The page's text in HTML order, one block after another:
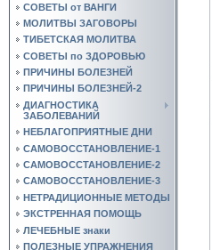
СОВЕТЫ от ВАНГИ
МОЛИТВЫ ЗАГОВОРЫ
ТИБЕТСКАЯ МОЛИТВА
СОВЕТЫ по ЗДОРОВЬЮ
ПРИЧИНЫ БОЛЕЗНЕЙ
ПРИЧИНЫ БОЛЕЗНЕЙ-2
ДИАГНОСТИКА
ЗАБОЛЕВАНИЙ
НЕБЛАГОПРИЯТНЫЕ ДНИ
САМОВОССТАНОВЛЕНИЕ-1
САМОВОССТАНОВЛЕНИЕ-2
САМОВОССТАНОВЛЕНИЕ-3
НЕТРАДИЦИОННЫЕ МЕТОДЫ
ЭКСТРЕННАЯ ПОМОЩЬ
ЛЕЧЕБНЫЕ знаки
ПОЛЕЗНЫЕ УПРАЖНЕНИЯ